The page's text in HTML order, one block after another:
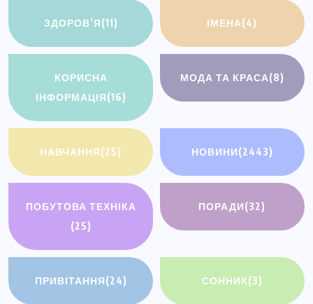
ЗДОРОВ’Я(11) ІМЕНА(4)
КОРИСНА
ІНФОРМАЦІЯ(16)
МОДА ТА КРАСА(8)
НАВЧАННЯ(25) НОВИНИ(2443)
ПОБУТОВА ТЕХНІКА
(25)
ПОРАДИ(32)
ПРИВІТАННЯ(24) СОННИК(3)